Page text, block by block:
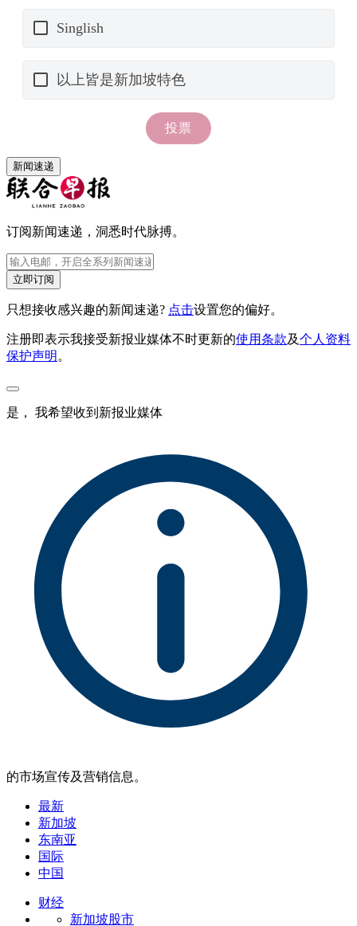
新闻速递
订阅新闻速递，洞悉时代脉搏。
立即订阅
只想接收感兴趣的新闻速递? 点击设置您的偏好。
注册即表示我接受新报业媒体不时更新的使用条款及个人资料
保护声明 。
是， 我希望收到新报业媒体
的市场宣传及营销信息。
最新
新加坡
东南亚
国际
中国
财经
新加坡股市